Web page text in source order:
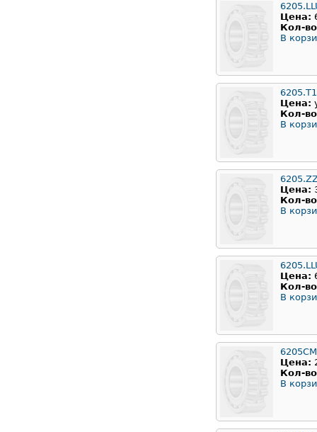
Цена:
Кол-
В
Цена:
Кол-
В
Цена:
Кол-
В
Цена:
Кол-
В
6205CM
Цена:
Кол-
В